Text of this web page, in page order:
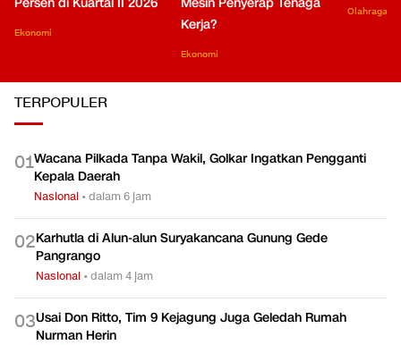
Ekonomi
Kerja?
Ekonomi
Olahraga
TERPOPULER
01Wacana Pilkada Tanpa Wakil, Golkar Ingatkan Pengganti
Kepala Daerah
Nasional •dalam 6 jam
02Karhutla di Alun-alun Suryakancana Gunung Gede
Pangrango
Nasional •dalam 4 jam
03Usai Don Ritto, Tim 9 Kejagung Juga Geledah Rumah
Nurman Herin